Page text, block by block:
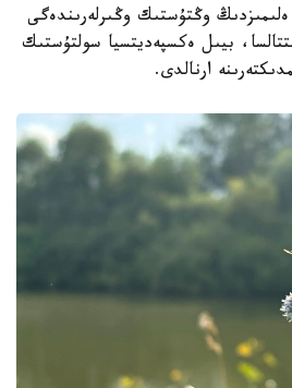
ەلىمىزدىڭ وڭتۇستىك وڭىرلەرىندەگى
بيىل ەكسپەديتسيا سولتۇستىك
ارنالدى.